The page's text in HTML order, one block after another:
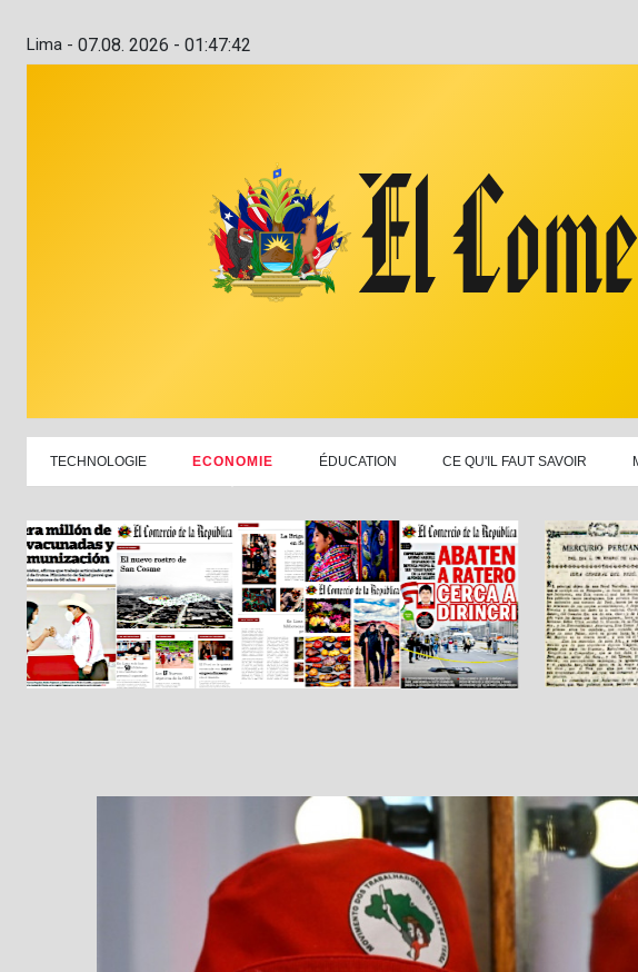
Lima - 07.08. 2026 - 01:47:43
TECHNOLOGIE ECONOMIE ÉDUCATION CE QU'IL FAUT SAVOIR